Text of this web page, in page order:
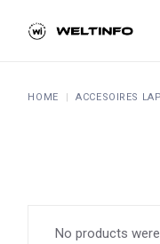
content
HOME ACCESOIRES
No products